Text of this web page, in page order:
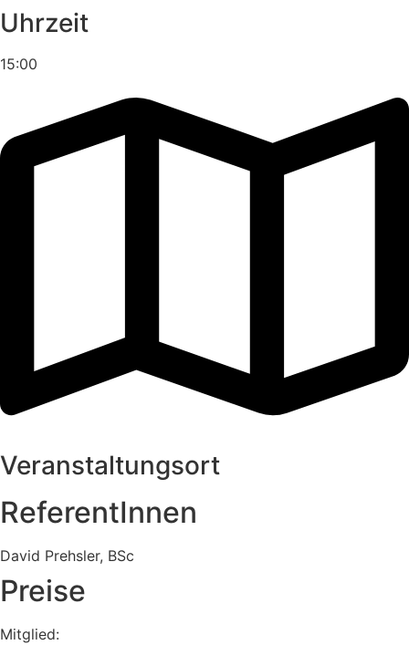
Uhrzeit
15:00
Veranstaltungsort
ReferentInnen
David Prehsler, BSc
Preise
Mitglied: